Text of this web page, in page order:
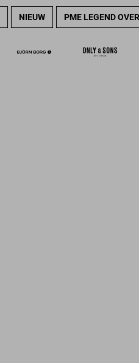
NIEUW PME LEGEND